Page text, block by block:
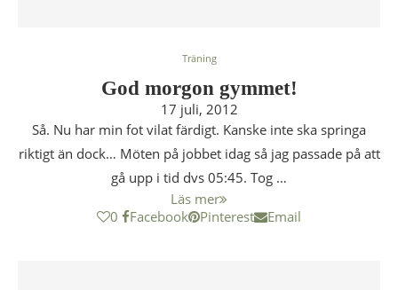
Träning
God morgon gymmet!
17 juli, 2012
Så. Nu har min fot vilat färdigt. Kanske inte ska springa
riktigt än dock… Möten på jobbet idag så jag passade på att
gå upp i tid dvs 05:45. Tog …
Läs mer
0
Facebook Pinterest Email